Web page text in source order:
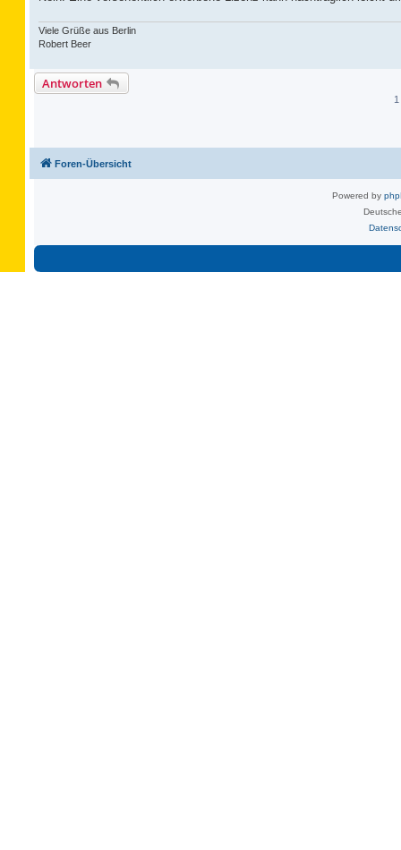
Viele Grüße aus Berlin
Robert Beer
Antworten
Foren-Übersicht
Powered by